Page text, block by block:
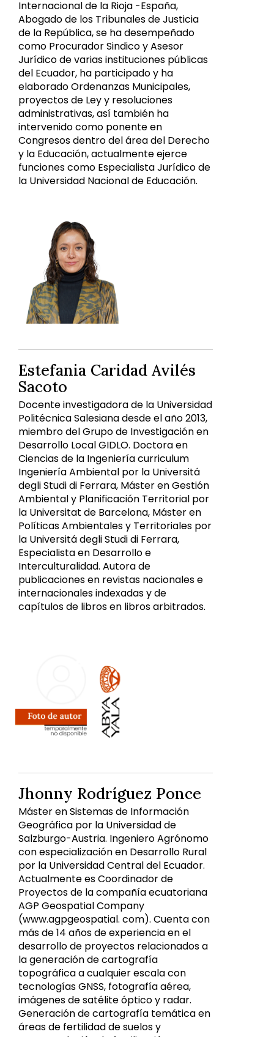
Internacional de la Rioja -España,
Abogado de los Tribunales de Justicia
de la República, se ha desempeñado
como Procurador Sindico y Asesor
Jurídico de varias instituciones públicas
del Ecuador, ha participado y ha
elaborado Ordenanzas Municipales,
proyectos de Ley y resoluciones
administrativas, así también ha
intervenido como ponente en
Congresos dentro del área del Derecho
y la Educación, actualmente ejerce
funciones como Especialista Jurídico de
la Universidad Nacional de Educación.
Estefania Caridad Avilés
Sacoto
Docente investigadora de la Universidad
Politécnica Salesiana desde el año 2013,
miembro del Grupo de Investigación en
Desarrollo Local GIDLO. Doctora en
Ciencias de la Ingeniería curriculum
Ingeniería Ambiental por la Universitá
degli Studi di Ferrara, Máster en Gestión
Ambiental y Planificación Territorial por
la Universitat de Barcelona, Máster en
Políticas Ambientales y Territoriales por
la Universitá degli Studi di Ferrara,
Especialista en Desarrollo e
Interculturalidad. Autora de
publicaciones en revistas nacionales e
internacionales indexadas y de
capítulos de libros en libros arbitrados.
Jhonny Rodríguez Ponce
Máster en Sistemas de Información
Geográfica por la Universidad de
Salzburgo-Austria. Ingeniero Agrónomo
con especialización en Desarrollo Rural
por la Universidad Central del Ecuador.
Actualmente es Coordinador de
Proyectos de la compañía ecuatoriana
AGP Geospatial Company
(www.agpgeospatial. com). Cuenta con
más de 14 años de experiencia en el
desarrollo de proyectos relacionados a
la generación de cartografía
topográfica a cualquier escala con
tecnologías GNSS, fotografía aérea,
imágenes de satélite óptico y radar.
Generación de cartografía temática en
áreas de fertilidad de suelos y